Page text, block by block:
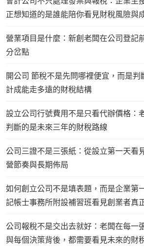
正想知道的是誰能陪你看見財稅風險與
營業項目是什麼：新創老闆在公司登記
分岔點
開公司 節稅不是先問哪裡便宜，而是判
計成能走多遠的財稅結構
設立公司行號費用不是只看代辦價格：
判斷的是未來三年的財稅路線
公司三證不是三張紙：從設立第一天看
營節奏與長期佈局
如何創立公司不是填表題，而是企業第
記帳士事務所附設補習班看見創業者真
公司報稅不是交出去就好：老闆在每一
與每個決策背後，都需要看見未來的財